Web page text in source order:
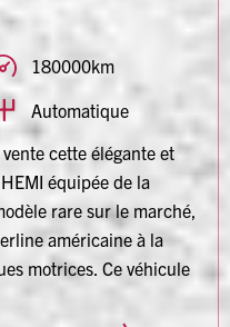
180000km
Automatique
cette élégante et
équipée de la
rare sur le marché,
américaine à la
motrices. Ce véhicule